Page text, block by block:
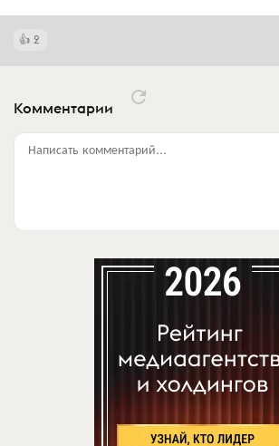
2
Комментарии
Написать комментарий...